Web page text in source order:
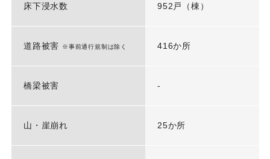
床下浸水数 952戸（棟）
道路被害 ※事前通行規制は除く 416か所
橋梁被害 -
山・崖崩れ 25か所